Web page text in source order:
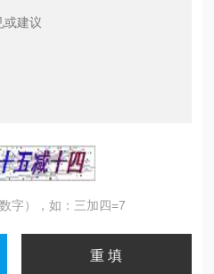
字），如：三加四=7